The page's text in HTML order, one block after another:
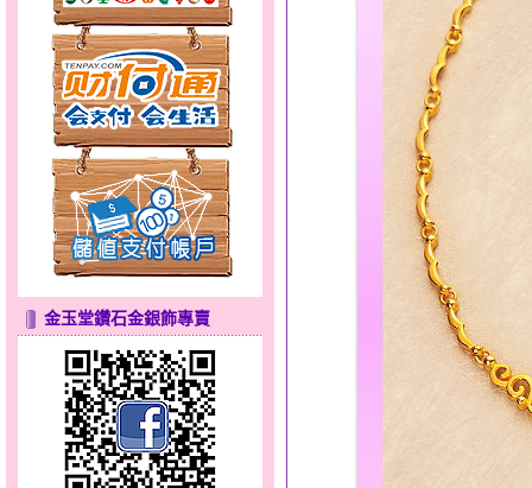
甜心女孩～金銀鋼女套鍊
天使約定～金銀鋼套鍊
金玉堂鑽石金銀飾專賣